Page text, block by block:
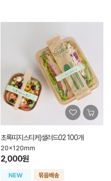
초록띠지스티커)샐러드02 100개
20x120mm
2,000원